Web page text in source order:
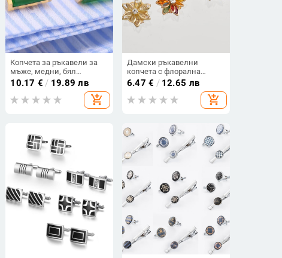
Копчета за ръкавели за
мъже, медни, бял
кристал,
електроплакиран финиш
10.17 € / 19.89 лв
add_shopping_cart
Дамски ръкавелни
копчета с флорална
форма, диамантена
обработка и кристали,
сплав
6.47 € / 12.65 лв
add_shopping_cart